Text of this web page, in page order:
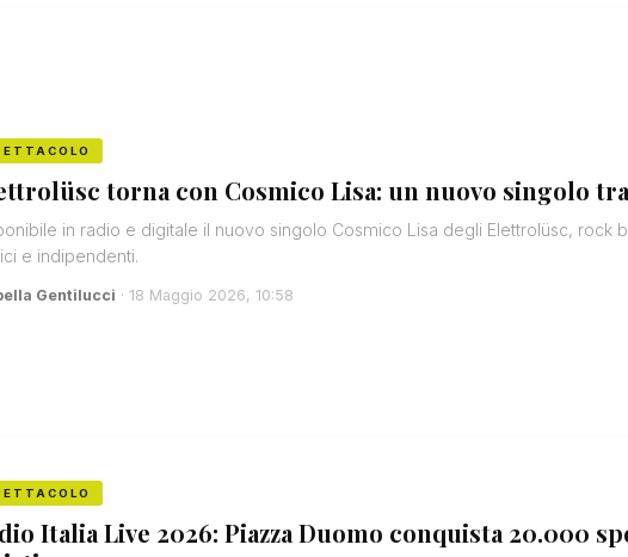
torna con Cosmico Lisa: un nuovo singolo
in radio e digitale il nuovo singolo Cosmico Lisa degli Elettrolüsc, rock
e indipendenti.
Gentilucci · 18 Maggio 2026, 10:58
Italia Live 2026: Piazza Duomo conquista 20.000